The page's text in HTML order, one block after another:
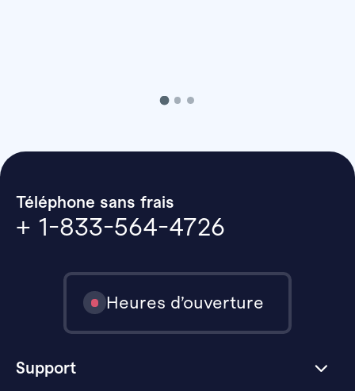
Téléphone sans frais
+ 1-833-564-4726
Heures d’ouverture
Support